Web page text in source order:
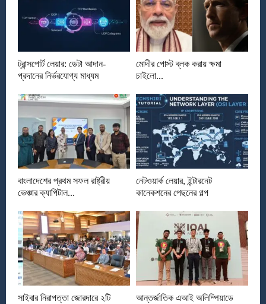
ট্রান্সপোর্ট লেয়ার: ডেটা আদান-
প্রদানের নির্ভরযোগ্য মাধ্যম
মোদীর পোস্ট ব্লক করায় ক্ষমা
চাইলো...
বাংলাদেশের প্রথম সফল রাষ্ট্রীয়
ভেঞ্চার ক্যাপিটাল...
নেটওয়ার্ক লেয়ার, ইন্টারনেট
কানেকশনের পেছনের গল্প
সাইবার নিরাপত্তা জোরদারে ২টি
আন্তর্জাতিক এআই অলিম্পিয়াডে